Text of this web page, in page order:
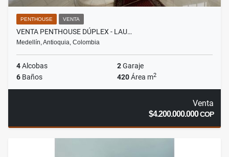
PENTHOUSE VENTA
VENTA PENTHOUSE DÚPLEX - LAU…
Medellín, Antioquia, Colombia
4Alcobas 2Garaje
6 Baños 420Área m2
Venta
$4.200.000.000COP